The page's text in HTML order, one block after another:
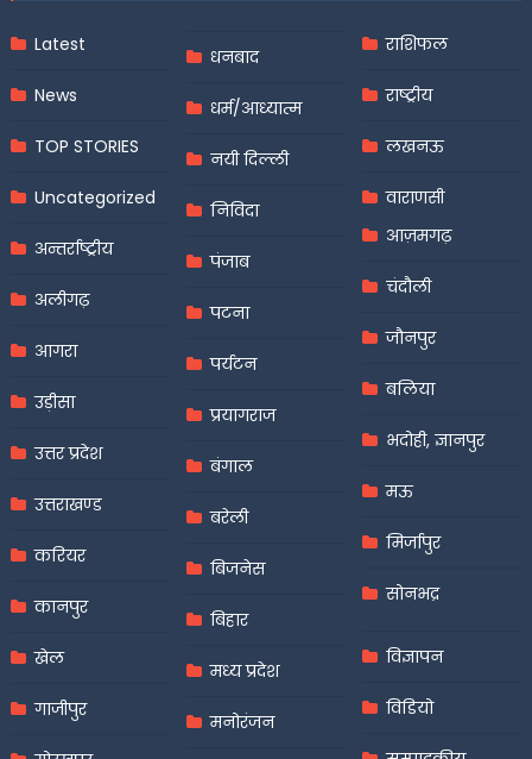
Latest
News
TOP STORIES
Uncategorized
अन्तर्राष्ट्रीय
अलीगढ़
आगरा
उड़ीसा
उत्तर प्रदेश
उत्तराखण्ड
करियर
कानपुर
खेल
गाजीपुर
धनबाद
धर्म/आध्यात्म
नयी दिल्ली
निविदा
पंजाब
पटना
पर्यटन
प्रयागराज
बंगाल
बरेली
बिजनेस
बिहार
मध्य प्रदेश
मनोरंजन
राशिफल
राष्ट्रीय
लखनऊ
वाराणसी
आज़मगढ़
चंदौली
जौनपुर
बलिया
भदोही, ज्ञानपुर
मऊ
मिर्जापुर
सोनभद्र
विज्ञापन
विडियो